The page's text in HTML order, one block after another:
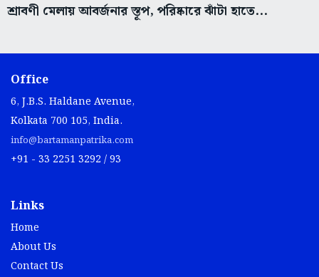
শ্রাবণী মেলায় আবর্জনার স্তূপ, পরিষ্কারে ঝাঁটা হাতে...
Office
6, J.B.S. Haldane Avenue,
Kolkata 700 105, India.
info@bartamanpatrika.com
+91 - 33 2251 3292 / 93
Links
Home
About Us
Contact Us